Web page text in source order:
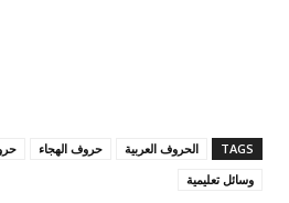
TAGS الحروف العربية حروف الهجاء
وسائل تعليمية